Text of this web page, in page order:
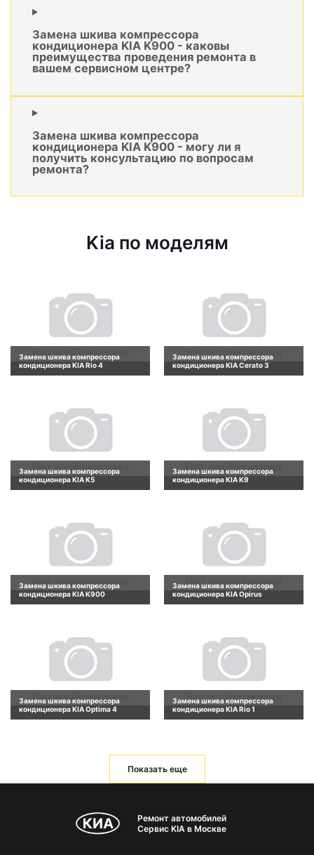
Замена шкива компрессора
кондиционера KIA K900 - каковы
преимущества проведения ремонта в
вашем сервисном центре?
Замена шкива компрессора
кондиционера KIA K900 - могу ли я
получить консультацию по вопросам
ремонта?
Kia по моделям
Замена шкива компрессора
кондиционера KIA Rio 4
Замена шкива компрессора
кондиционера KIA Cerato 3
Замена шкива компрессора
кондиционера KIA K5
Замена шкива компрессора
кондиционера KIA K9
Замена шкива компрессора
кондиционера KIA K900
Замена шкива компрессора
кондиционера KIA Opirus
Замена шкива компрессора
кондиционера KIA Optima 4
Замена шкива компрессора
кондиционера KIA Rio 1
Показать еще
Ремонт автомобилей
Сервис KIA в Москве